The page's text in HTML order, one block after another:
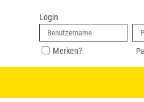
Login
Merken?